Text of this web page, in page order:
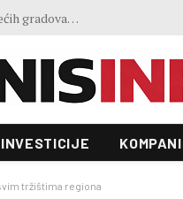
FAO indeks cijena hrane blago porastao u julu: Vremenski ekstremi, energija i geopolitika utiču na kretanja na tržištima
INVESTICIJE
tržištima regiona